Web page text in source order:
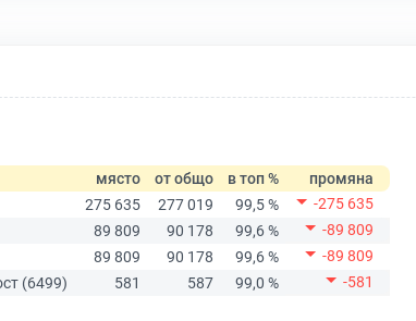
място от общо в топ %
промяна
275 635 277 019 99,5 %
-275 635
89 809 90 178 99,6 %
-89 809
89 809 90 178 99,6 %
-89 809
(6499)
581 587 99,0 % -581